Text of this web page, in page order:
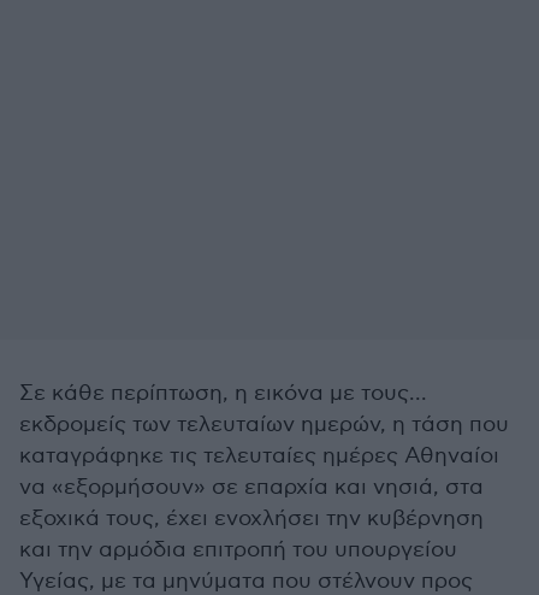
Σε κάθε περίπτωση, η εικόνα με τους...
εκδρομείς των τελευταίων ημερών, η τάση που
καταγράφηκε τις τελευταίες ημέρες Αθηναίοι
να «εξορμήσουν» σε επαρχία και νησιά, στα
εξοχικά τους, έχει ενοχλήσει την κυβέρνηση
και την αρμόδια επιτροπή του υπουργείου
Υγείας, με τα μηνύματα που στέλνουν προς